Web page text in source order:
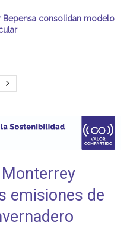
Bepensa consolidan modelo
emisiones de